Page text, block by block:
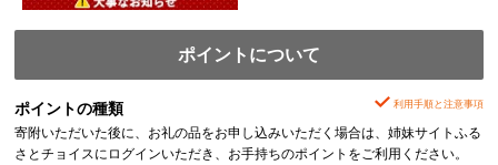
ポイントについて
ポイントの種類 利用手順と注意事項
寄附いただいた後に、お礼の品をお申し込みいただく場合は、姉妹サイトふる
さとチョイスにログインいただき、お手持ちのポイントをご利用ください。